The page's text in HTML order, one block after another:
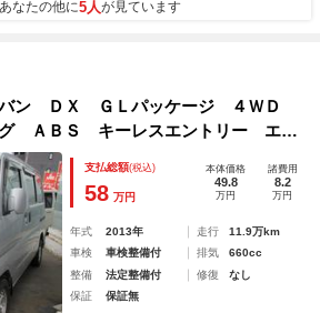
なたの他に5人が見ています
バン ＤＸ ＧＬパッケージ ４ＷＤ
グ ＡＢＳ キーレスエントリー エン
イドドア
支払総額(税込)
58 万円
本体価格
49.8
万円
諸費用
8.2
万円
年式 2013年 走行
11.9万km
車検
車検整備付 排気
660cc
整備
法定整備付 修復
なし
保証
保証無